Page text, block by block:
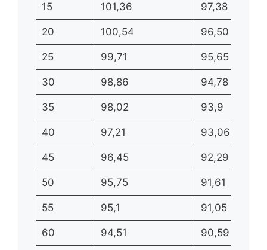
15 101,36 97,38
20 100,54 96,50
25 99,71 95,65
30 98,86 94,78
35 98,02 93,9
40 97,21 93,06
45 96,45 92,29
50 95,75 91,61
55 95,1 91,05
60 94,51 90,59